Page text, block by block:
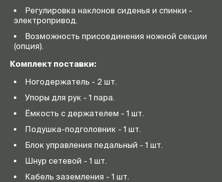
Регулировка наклонов сиденья и спинки -
электропривод.
Возможность присоединения ножной секции
(опция).
Комплект поставки:
Ногодержатель - 2 шт.
Упоры для рук - 1 пара.
Ёмкость с держателем - 1 шт.
Подушка-подголовник - 1 шт.
Блок управления педальный - 1 шт.
Шнур сетевой - 1 шт.
Кабель заземления - 1 шт.